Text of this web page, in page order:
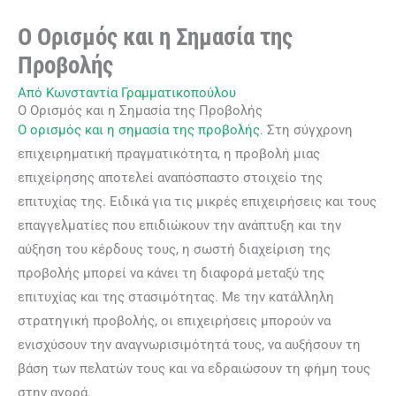
Ο Ορισμός και η Σημασία της
Προβολής
Από Κωνσταντία Γραμματικοπούλου
Ο Ορισμός και η Σημασία της Προβολής
Ο ορισμός και η σημασία της προβολής. Στη σύγχρονη
επιχειρηματική πραγματικότητα, η προβολή μιας
επιχείρησης αποτελεί αναπόσπαστο στοιχείο της
επιτυχίας της. Ειδικά για τις μικρές επιχειρήσεις και τους
επαγγελματίες που επιδιώκουν την ανάπτυξη και την
αύξηση του κέρδους τους, η σωστή διαχείριση της
προβολής μπορεί να κάνει τη διαφορά μεταξύ της
επιτυχίας και της στασιμότητας. Με την κατάλληλη
στρατηγική προβολής, οι επιχειρήσεις μπορούν να
ενισχύσουν την αναγνωρισιμότητά τους, να αυξήσουν τη
βάση των πελατών τους και να εδραιώσουν τη φήμη τους
στην αγορά.